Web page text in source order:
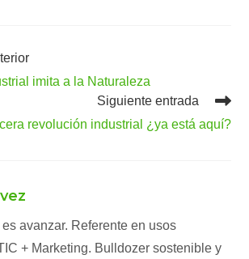
imita a la Naturaleza
Siguiente entrada
revolución industrial ¿ya está aquí?
avanzar. Referente en usos
+ Marketing. Bulldozer sostenible y